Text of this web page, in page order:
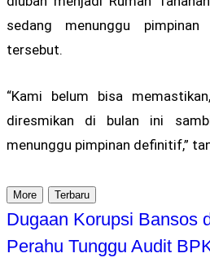
sedang menunggu
tersebut.
“Kami belum bisa
diresmikan di bulan ini
menunggu pimpinan definitif,”
More Terbaru
Dugaan Korupsi Bansos
Perahu Tunggu Audit